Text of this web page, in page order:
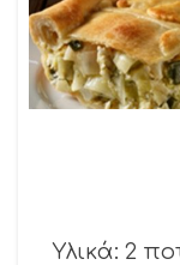
Υλικά: 2